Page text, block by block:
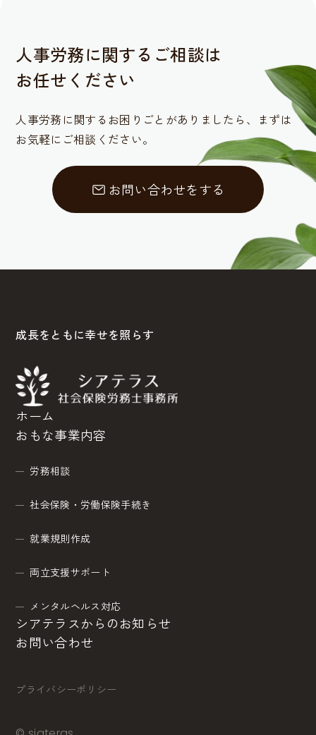
人事労務に関するご相談は
お任せください
人事労務に関するお困りごとがありましたら、 まずは
お気軽にご相談ください。
お問い合わせをする
成長をともに幸せを照らす
ホーム
おもな事業内容
労務相談
社会保険・労働保険手続き
就業規則作成
両立支援サポート
メンタルヘルス対応
シアテラスからのお知らせ
お問い合わせ
プライバシーポリシー